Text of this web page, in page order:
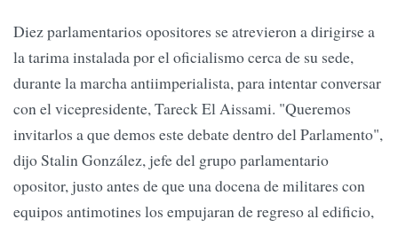
Diez parlamentarios opositores se atrevieron a dirigirse a
la tarima instalada por el oficialismo cerca de su sede,
durante la marcha antiimperialista, para intentar conversar
con el vicepresidente, Tareck El Aissami. "Queremos
invitarlos a que demos este debate dentro del Parlamento",
dijo Stalin González, jefe del grupo parlamentario
opositor, justo antes de que una docena de militares con
equipos antimotines los empujaran de regreso al edificio,